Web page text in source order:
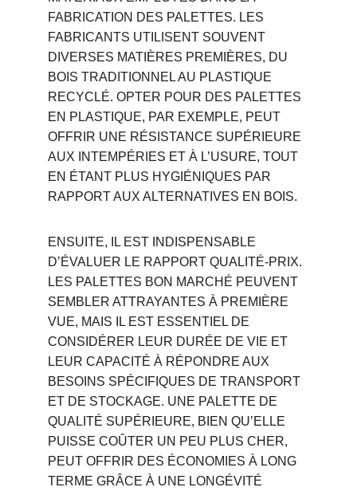
FABRICATION DES PALETTES. LES
FABRICANTS UTILISENT SOUVENT
DIVERSES MATIÈRES PREMIÈRES, DU
BOIS TRADITIONNEL AU PLASTIQUE
RECYCLÉ. OPTER POUR DES PALETTES
EN PLASTIQUE, PAR EXEMPLE, PEUT
OFFRIR UNE RÉSISTANCE SUPÉRIEURE
AUX INTEMPÉRIES ET À L’USURE, TOUT
EN ÉTANT PLUS HYGIÉNIQUES PAR
RAPPORT AUX ALTERNATIVES EN BOIS.
ENSUITE, IL EST INDISPENSABLE
D’ÉVALUER LE RAPPORT QUALITÉ-PRIX.
LES PALETTES BON MARCHÉ PEUVENT
SEMBLER ATTRAYANTES À PREMIÈRE
VUE, MAIS IL EST ESSENTIEL DE
CONSIDÉRER LEUR DURÉE DE VIE ET
LEUR CAPACITÉ À RÉPONDRE AUX
BESOINS SPÉCIFIQUES DE TRANSPORT
ET DE STOCKAGE. UNE PALETTE DE
QUALITÉ SUPÉRIEURE, BIEN QU’ELLE
PUISSE COÛTER UN PEU PLUS CHER,
PEUT OFFRIR DES ÉCONOMIES À LONG
TERME GRÂCE À UNE LONGÉVITÉ